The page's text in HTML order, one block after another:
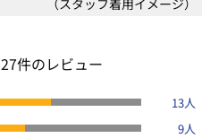
（スタッフ着用イメージ）
27件のレビュー
13人
9人